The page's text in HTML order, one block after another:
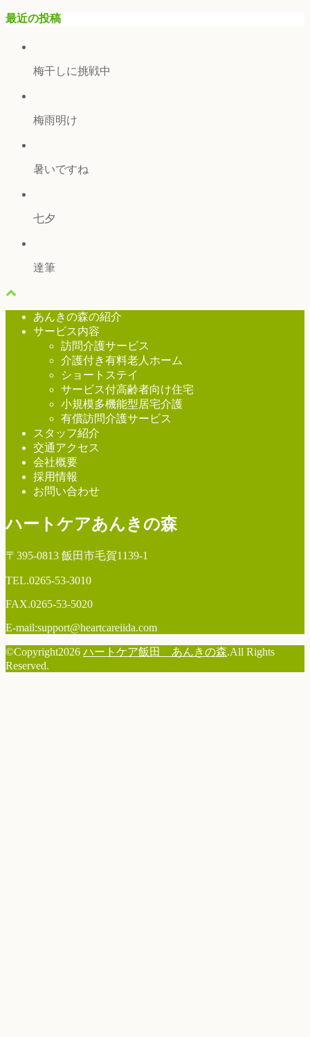
最近の投稿
梅干しに挑戦中
梅雨明け
暑いですね
七夕
達筆
あんきの森の紹介
サービス内容
訪問介護サービス
介護付き有料老人ホーム
ショートステイ
サービス付高齢者向け住宅
小規模多機能型居宅介護
有償訪問介護サービス
スタッフ紹介
交通アクセス
会社概要
採用情報
お問い合わせ
ハートケアあんきの森
〒395-0813 飯田市毛賀1139-1
TEL.0265-53-3010
FAX.0265-53-5020
E-mail:support@heartcareiida.com
©Copyright2026 ハートケア飯田 あんきの森.All Rights
Reserved.